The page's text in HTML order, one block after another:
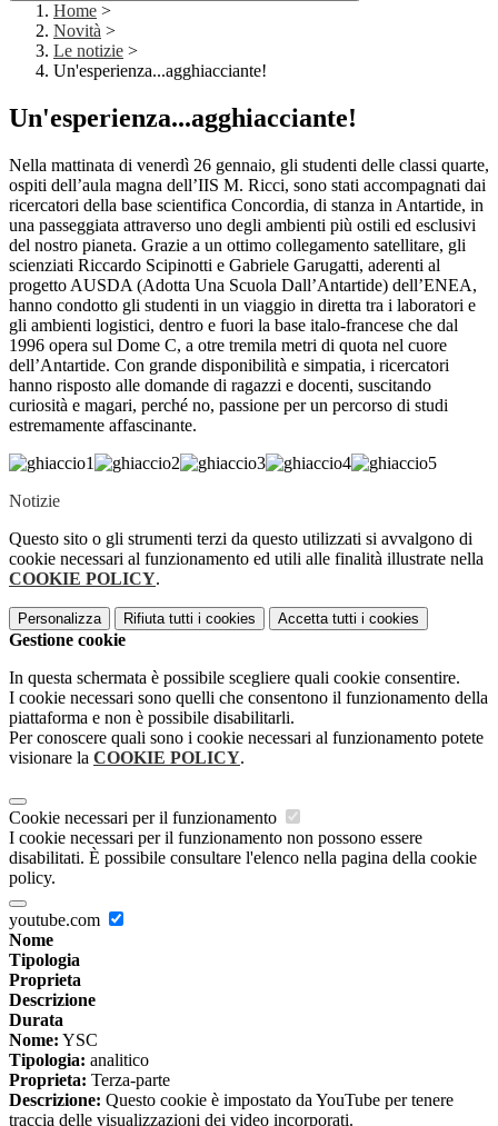
Home >
Novità >
Le notizie >
Un'esperienza...agghiacciante!
Un'esperienza...agghiacciante!
Nella mattinata di venerdì 26 gennaio, gli studenti delle classi quarte,
ospiti dell’aula magna dell’IIS M. Ricci, sono stati accompagnati dai
ricercatori della base scientifica Concordia, di stanza in Antartide, in
una passeggiata attraverso uno degli ambienti più ostili ed esclusivi
del nostro pianeta. Grazie a un ottimo collegamento satellitare, gli
scienziati Riccardo Scipinotti e Gabriele Garugatti, aderenti al
progetto AUSDA (Adotta Una Scuola Dall’Antartide) dell’ENEA,
hanno condotto gli studenti in un viaggio in diretta tra i laboratori e
gli ambienti logistici, dentro e fuori la base italo-francese che dal
1996 opera sul Dome C, a otre tremila metri di quota nel cuore
dell’Antartide. Con grande disponibilità e simpatia, i ricercatori
hanno risposto alle domande di ragazzi e docenti, suscitando
curiosità e magari, perché no, passione per un percorso di studi
estremamente affascinante.
Notizie
Questo sito o gli strumenti terzi da questo utilizzati si avvalgono di
cookie necessari al funzionamento ed utili alle finalità illustrate nella
COOKIE POLICY.
Personalizza Rifiuta tutti i cookies Accetta tutti i cookies
Gestione cookie
In questa schermata è possibile scegliere quali cookie consentire.
I cookie necessari sono quelli che consentono il funzionamento della
piattaforma e non è possibile disabilitarli.
Per conoscere quali sono i cookie necessari al funzionamento potete
visionare la COOKIE POLICY.
Cookie necessari per il funzionamento
I cookie necessari per il funzionamento non possono essere
disabilitati. È possibile consultare l'elenco nella pagina della cookie
policy.
youtube.com
Nome
Tipologia
Proprieta
Descrizione
Durata
Nome: YSC
Tipologia: analitico
Proprieta: Terza-parte
Descrizione: Questo cookie è impostato da YouTube per tenere
traccia delle visualizzazioni dei video incorporati.